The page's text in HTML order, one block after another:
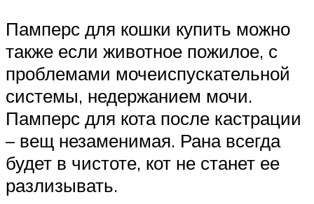
Памперс для кошки купить можно
также если животное пожилое, с
проблемами мочеиспускательной
системы, недержанием мочи.
Памперс для кота после кастрации
– вещ незаменимая. Рана всегда
будет в чистоте, кот не станет ее
разлизывать.